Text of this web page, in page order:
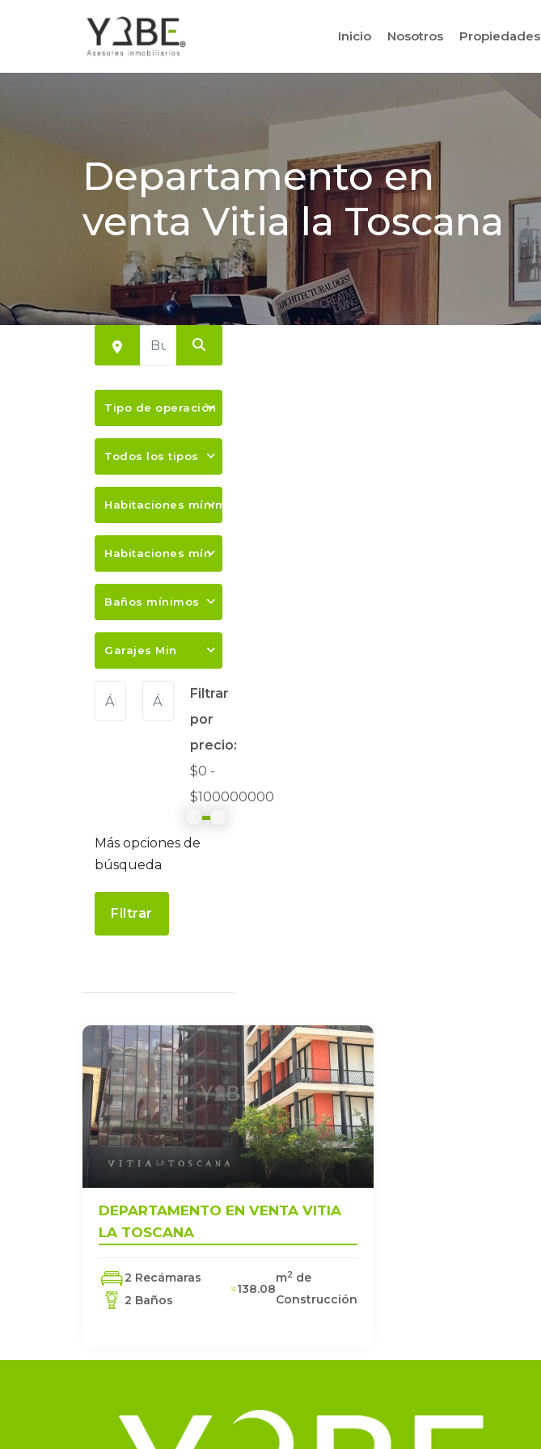
Inicio Nosotros Propiedades
Departamento en
venta Vitia la Toscana
Tipo de operación
Todos los tipos
Habitaciones mínimas
Habitaciones mín
Baños mínimos
Garajes Min
Filtrar
por
precio:
$0 -
$100000000
Más opciones de
búsqueda
Filtrar
DEPARTAMENTO EN VENTA VITIA
LA TOSCANA
2 Recámaras
2 Baños
138.08
m2 de
Construcción